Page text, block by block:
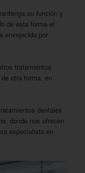
su función y
de esta forma el
envejecida por
tratamientos
otra forma, en
dentales
donde nos ofrecen
especialista en